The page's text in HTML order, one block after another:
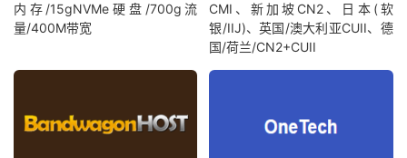
内存/15gNVMe硬盘/700g流
量/400M带宽
CMI、新加坡CN2、日本(软
银/IIJ)、英国/澳大利亚CUII、德
国/荷兰/CN2+CUII